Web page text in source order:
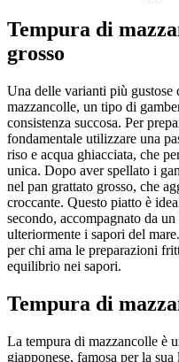
Tempura di
grosso
Una delle varianti più gustose
mazzancolle, un tipo di
consistenza succosa. Per
fondamentale utilizzare una
riso e acqua ghiacciata, che
unica. Dopo aver spellato i
nel pan grattato grosso, che
croccante. Questo piatto è
secondo, accompagnato da
ulteriormente i sapori del
per chi ama le preparazioni
equilibrio nei sapori.
Tempura di
La tempura di mazzancolle è
giapponese, famosa per la